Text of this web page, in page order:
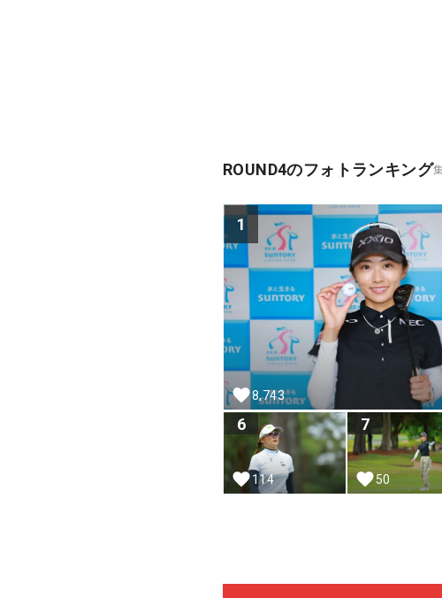
ROUND4のフォトランキング
1
8,743
6
114
7
50